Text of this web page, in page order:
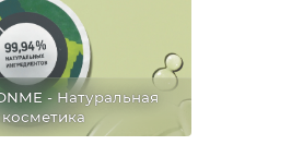
- Натуральная
косметика